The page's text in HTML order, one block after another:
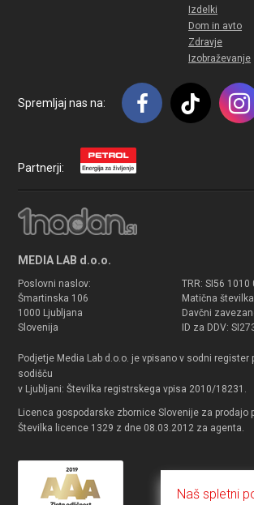
Izdelki
Dom in avto
Zdravje
Izobraževanje
Spremljaj nas na:
Partnerji:
MEDIA LAB d.o.o.
Poslovni naslov:
Šmartinska 106
1000 Ljubljana
Slovenija
TRR: SI56
Matična
Davčni
ID za DDV:
Podjetje Media Lab d.o.o. je vpisano v sodni register
sodišču
v Ljubljani: Številka registrskega vpisa 2010/18231.
Licenca gospodarske zbornice Slovenije za prodajo
Številka licence 1329 z dne 08.03.2012 za agenta.
Naš spletni